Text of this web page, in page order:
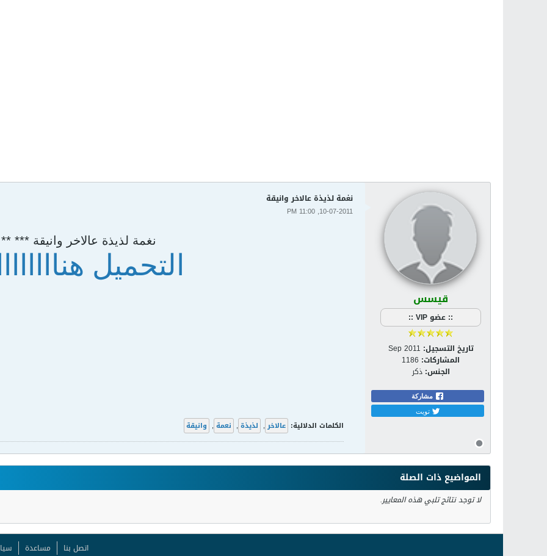
قيسس
:: عضو VIP ::
تاريخ التسجيل: Sep 2011
المشاركات: 1186
الجنس: ذكر
مشاركة
تويت
نغمة لذيذة عالاخر وانيقة
10-07-2011, 11:00 PM
نغمة لذيذة عالاخر وانيقة ***
التحميل
الكلمات الدلالية: عالاخر , لذيذة , نعمة , وانيقة
المواضيع ذات الصلة
لا توجد نتائج تلبي هذه المعايير.
اتصل بنا مساعدة